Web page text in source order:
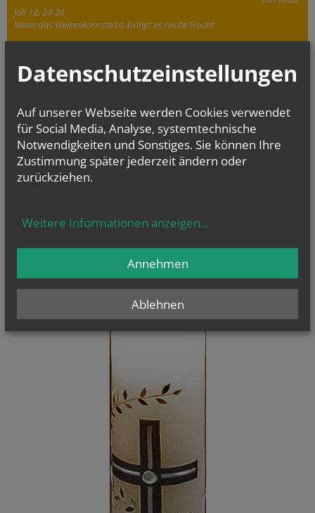
Joh 12, 24-26
Wenn das Weizenkorn stirbt, bringt es reiche Frucht
Datenschutzeinstellungen
Auf unserer Webseite werden Cookies verwendet
für Social Media, Analyse, systemtechnische
Notwendigkeiten und Sonstiges. Sie können Ihre
Zustimmung später jederzeit ändern oder
zurückziehen.
Weitere Informationen anzeigen...
Ablehnen
Annehmen